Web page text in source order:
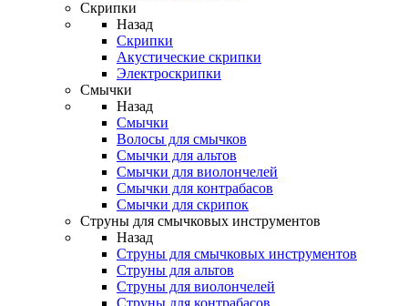
Скрипки
Назад
Скрипки
Акустические скрипки
Электроскрипки
Смычки
Назад
Смычки
Волосы для смычков
Смычки для альтов
Смычки для виолончелей
Смычки для контрабасов
Смычки для скрипок
Струны для смычковых инструментов
Назад
Струны для смычковых инструментов
Струны для альтов
Струны для виолончелей
Струны для контрабасов